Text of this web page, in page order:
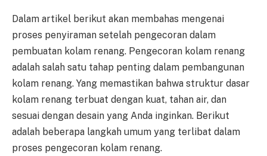
Dalam artikel berikut akan membahas mengenai
proses penyiraman setelah pengecoran dalam
pembuatan kolam renang. Pengecoran kolam renang
adalah salah satu tahap penting dalam pembangunan
kolam renang. Yang memastikan bahwa struktur dasar
kolam renang terbuat dengan kuat, tahan air, dan
sesuai dengan desain yang Anda inginkan. Berikut
adalah beberapa langkah umum yang terlibat dalam
proses pengecoran kolam renang.